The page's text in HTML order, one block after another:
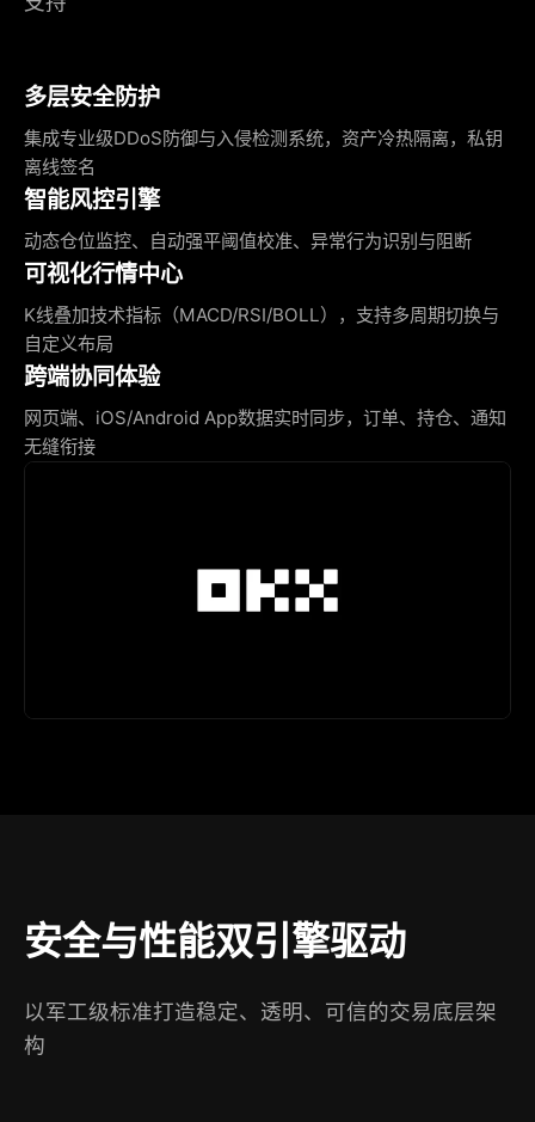
多层安全防护
集成专业级DDoS防御与入侵检测系统，资产冷热隔离，私钥
离线签名
智能风控引擎
动态仓位监控、自动强平阈值校准、异常行为识别与阻断
可视化行情中心
K线叠加技术指标（MACD/RSI/BOLL），支持多周期切换与
自定义布局
跨端协同体验
网页端、iOS/Android App数据实时同步，订单、持仓、通知
无缝衔接
安全与性能双引擎驱动
以军工级标准打造稳定、透明、可信的交易底层架
构